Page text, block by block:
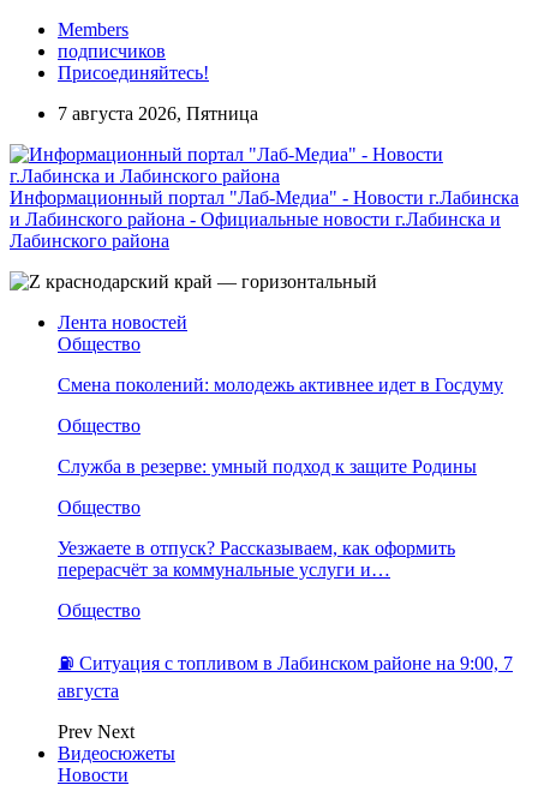
Members
подписчиков
Присоединяйтесь!
7 августа 2026, Пятница
Информационный портал "Лаб-Медиа" - Новости г.Лабинска
и Лабинского района - Официальные новости г.Лабинска и
Лабинского района
Лента новостей
Общество
Смена поколений: молодежь активнее идет в Госдуму
Общество
Служба в резерве: умный подход к защите Родины
Общество
Уезжаете в отпуск? Рассказываем, как оформить
перерасчёт за коммунальные услуги и…
Общество
⛽️ Ситуация с топливом в Лабинском районе на 9:00, 7
августа
Prev Next
Видеосюжеты
Новости